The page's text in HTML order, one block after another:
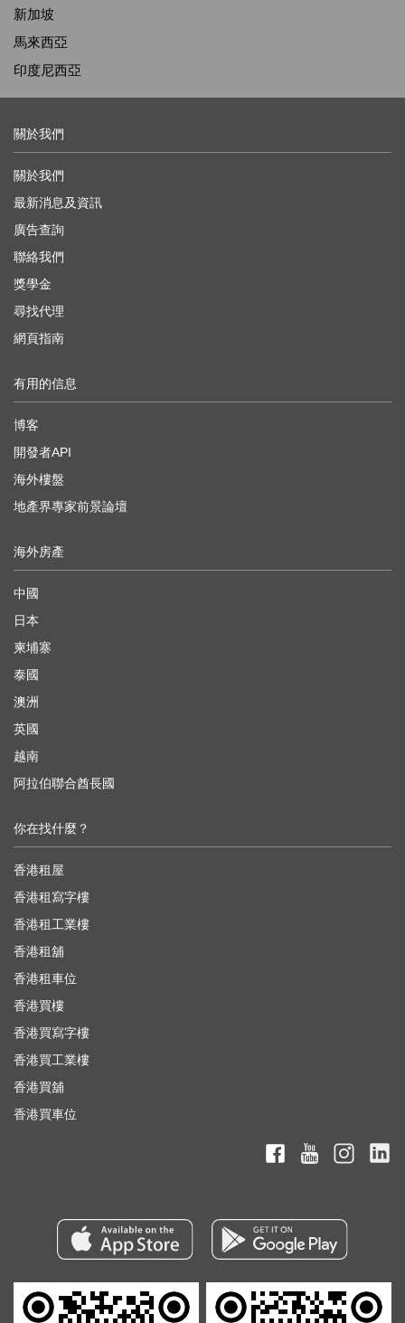
新加坡
馬來西亞
印度尼西亞
關於我們
關於我們
最新消息及資訊
廣告查詢
聯絡我們
獎學金
尋找代理
網頁指南
有用的信息
博客
開發者API
海外樓盤
地產界專家前景論壇
海外房產
中國
日本
柬埔寨
泰國
澳洲
英國
越南
阿拉伯聯合酋長國
你在找什麼？
香港租屋
香港租寫字樓
香港租工業樓
香港租舖
香港租車位
香港買樓
香港買寫字樓
香港買工業樓
香港買舖
香港買車位